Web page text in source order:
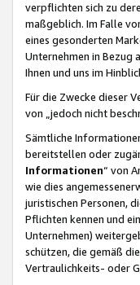
verpflichten sich zu
maßgeblich. Im Falle
eines gesonderten
Unternehmen in Bezug
Ihnen und uns im
Für die Zwecke dieser
von „jedoch nicht
Sämtliche
bereitstellen oder
Informationen“ von
wie dies
juristischen Personen,
Pflichten kennen und
Unternehmen)
schützen, die gemäß
Vertraulichkeits- oder